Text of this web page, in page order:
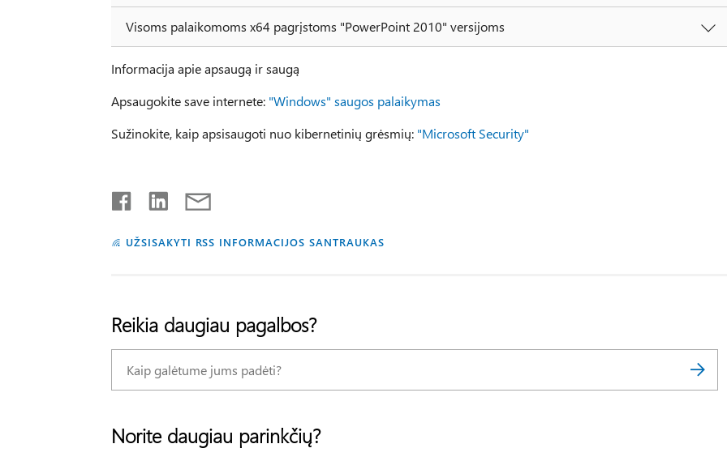
Visoms palaikomoms x64 pagrįstoms "PowerPoint 2010" versijoms
Informacija apie apsaugą ir saugą
Apsaugokite save internete: "Windows" saugos palaikymas
Sužinokite, kaip apsisaugoti nuo kibernetinių grėsmių: "Microsoft Security"
UŽSISAKYTI RSS INFORMACIJOS SANTRAUKAS
Reikia daugiau pagalbos?
Norite daugiau parinkčių?